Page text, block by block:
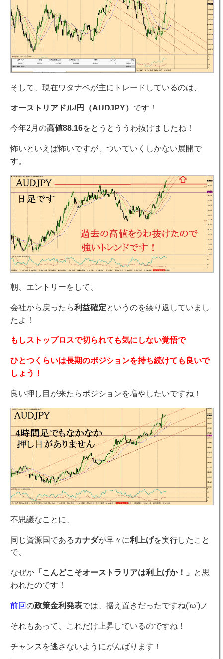
そして、現在ワタナベが主にトレードしているのは、
オーストリアドル/円（AUDJPY） です！
今年2月の高値88.16をとうとううわ抜けましたね！
怖いといえば怖いですが、ついていくしかない展開で
す。
朝、エントリーをして、
会社から戻ったら利益確定というのを繰り返していまし
たよ！
もしストップロスで切られても気にしない覚悟で
ひとつくらいは長期のポジションを持ち続けても良いで
しょう！
良い押し目が来たらポジションを増やしたいですね！
不思議なことに、
同じ資源国であるカナダが早々に利上げを実行したこと
で、
なぜか 「こんどこそオーストラリアは利上げか！」
と思
われたのです！
前回の政策金利発表では、据え置きだったですね('ω')ノ
それもあって、これだけ上昇しているのですね！
チャンスを逃さないようにがんばります！